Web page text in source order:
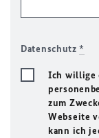
Datenschutz*
Ich willige
zum
Webseite
kann ich